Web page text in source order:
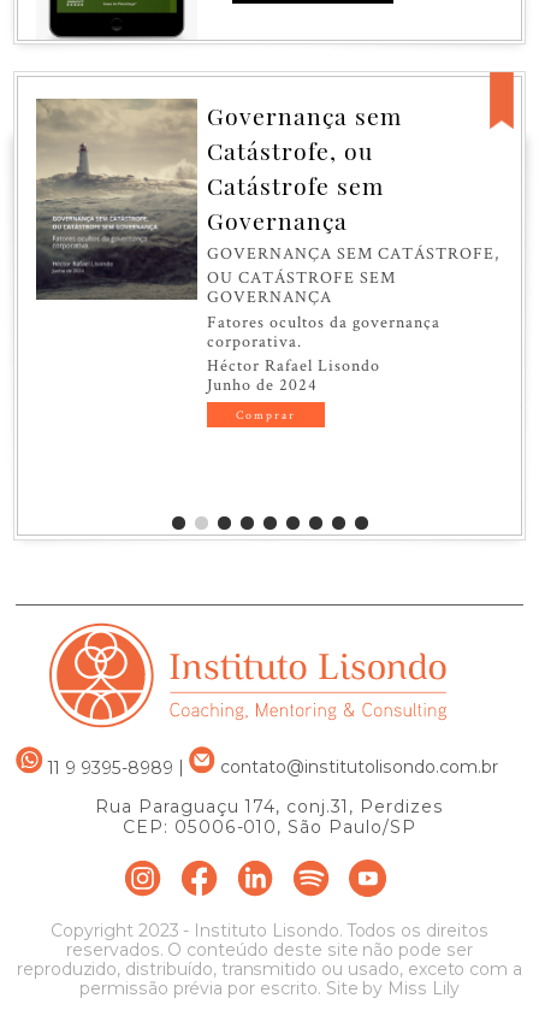
Governança sem
Catástrofe, ou
Catástrofe sem
Governança
GOVERNANÇA SEM CATÁSTROFE,
OU CATÁSTROFE SEM
GOVERNANÇA
Fatores ocultos da governança
corporativa.
Héctor Rafael Lisondo
Junho de 2024
Comprar
11 9 9395-8989 contato@institutolisondo.com.br
Rua Paraguaçu 174, conj.31, Perdizes
CEP: 05006-010, São Paulo/SP
Copyright 2023 - Instituto Lisondo. Todos os direitos
reservados. O conteúdo deste site não pode ser
reproduzido, distribuído, transmitido ou usado, exceto com a
permissão prévia por escrito. Site by Miss Lily